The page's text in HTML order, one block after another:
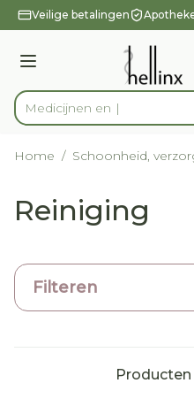
Ga naar de inhoud
1 van 1
Veilige betalingen
Menu
Product, merk, categorie...
Home / Schoonheid,
Reiniging
Filteren
Producten